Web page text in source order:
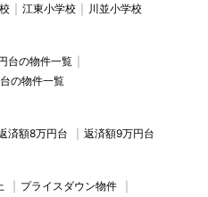
江東小学校 川並小学校
台の物件一覧
の物件一覧
済額8万円台 返済額9万円台
プライスダウン物件